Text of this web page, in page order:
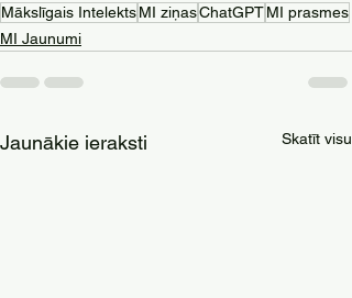
Mākslīgais IntelektsMI ziņasChatGPTMI prasmes
MI Jaunumi
Jaunākie ieraksti Skatīt visu